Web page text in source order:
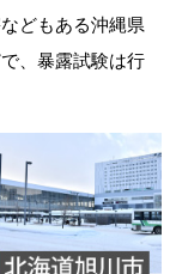
どもある沖縄県
、暴露試験は行